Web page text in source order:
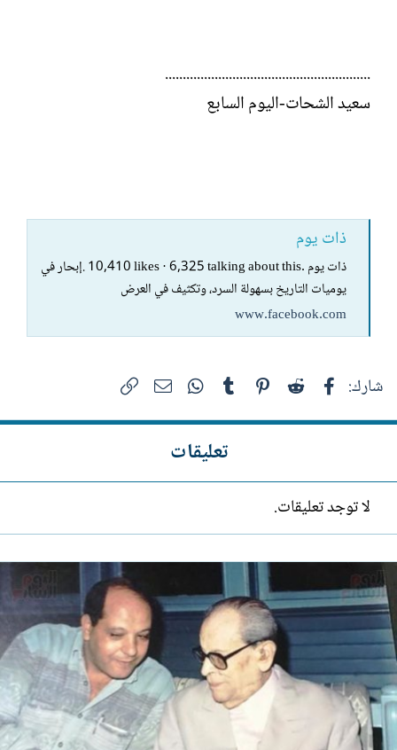
..........................................................
سعيد الشحات-اليوم السابع
ذات يوم
‎ذات يوم‎. 10,410 likes · 6,325 talking about this. ‎إبحار في
يوميات التاريخ بسهولة السرد، وتكثيف في العرض‎
www.facebook.com
شارك: فيسبوك Reddit
Pinterest
Tumblr
WhatsAppالبريد الإلكتروني
تعليقات
لا توجد تعليقات.